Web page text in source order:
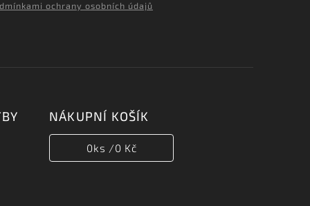
ochrany osobních údajů
NÁKUPNÍ KOŠÍK
0ks /0 Kč